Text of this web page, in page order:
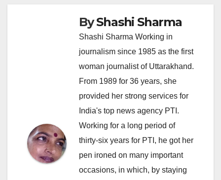
ByShashi Sharma
Shashi Sharma Working in
journalism since 1985 as the first
woman journalist of Uttarakhand.
From 1989 for 36 years, she
provided her strong services for
India's top news agency PTI.
Working for a long period of
thirty-six years for PTI, he got her
pen ironed on many important
occasions, in which, by staying